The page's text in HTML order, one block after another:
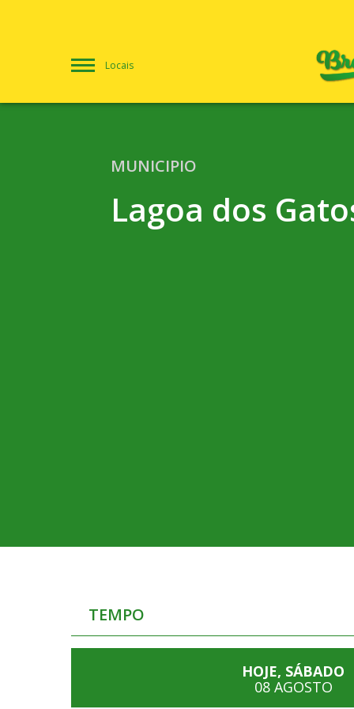
Locais
MUNICIPIO
Lagoa dos
TEMPO
HOJE, SÁBADO
08 AGOSTO